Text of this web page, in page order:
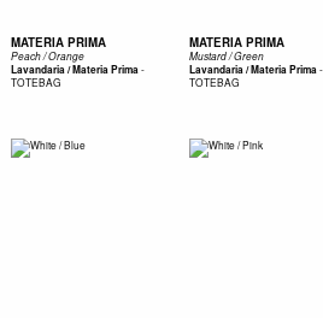
MATERIA PRIMA
Peach / Orange
Lavandaria / Materia Prima-
TOTEBAG
MATERIA PRIMA
Mustard / Green
Lavandaria / Materia Prima-
TOTEBAG